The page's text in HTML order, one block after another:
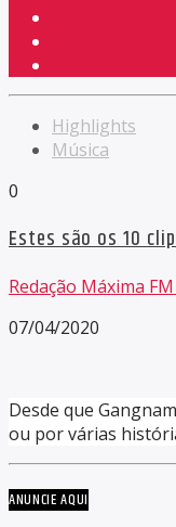
Highlights
Música
0
Estes são os 10
Redação Máxima
07/04/2020
Desde que
ou por várias
ANUNCIE AQUI